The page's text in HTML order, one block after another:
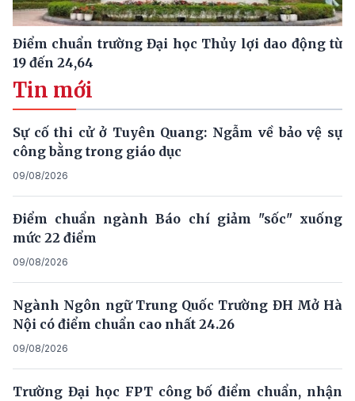
Điểm chuẩn trường Đại học Thủy lợi dao động từ
19 đến 24,64
Tin mới
Sự cố thi cử ở Tuyên Quang: Ngẫm về bảo vệ sự
công bằng trong giáo dục
09/08/2026
Điểm chuẩn ngành Báo chí giảm "sốc" xuống
mức 22 điểm
09/08/2026
Ngành Ngôn ngữ Trung Quốc Trường ĐH Mở Hà
Nội có điểm chuẩn cao nhất 24.26
09/08/2026
Trường Đại học FPT công bố điểm chuẩn, nhận